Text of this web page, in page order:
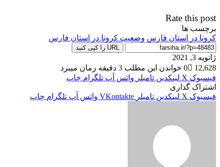
Rate this post
برچسب ها
کرونا در استان فارس وضعیت کرونا در استان فارس
URL را کپی کنید
ژانویه 3, 2021
0
12,628
خواندن این مطلب 3 دقیقه زمان میبرد
فیسبوک X لینکدین ‫تامبلر واتس آپ تلگرام چاپ
اشتراک گذاری
فیسبوک X لینکدین ‫تامبلر ‫VKontakte واتس آپ تلگرام چاپ